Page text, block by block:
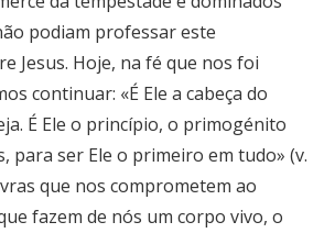
podiam professar este
Jesus. Hoje, na fé que nos foi
continuar: «É Ele a cabeça do
É Ele o princípio, o primogénito
para ser Ele o primeiro em tudo» (v.
que nos comprometem ao
fazem de nós um corpo vivo, o